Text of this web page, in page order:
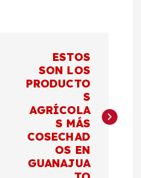
ESTOS
SON LOS
PRODUCTO
S
AGRÍCOLA
S MÁS
COSECHAD
OS EN
GUANAJUA